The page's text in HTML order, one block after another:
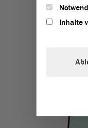
Inhalte